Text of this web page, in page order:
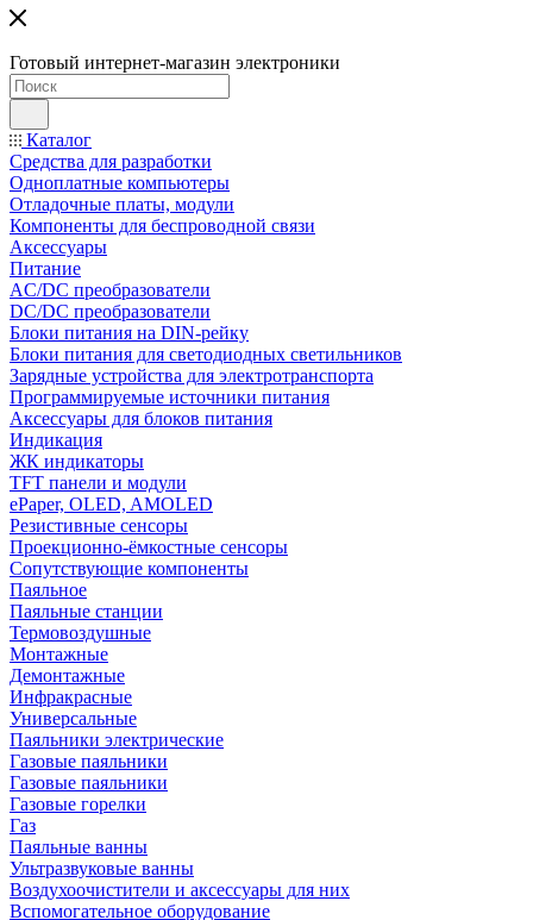
Готовый интернет-магазин электроники
Каталог
Средства для разработки
Одноплатные компьютеры
Отладочные платы, модули
Компоненты для беспроводной связи
Аксессуары
Питание
AC/DC преобразователи
DC/DC преобразователи
Блоки питания на DIN-рейку
Блоки питания для светодиодных светильников
Зарядные устройства для электротранспорта
Программируемые источники питания
Аксессуары для блоков питания
Индикация
ЖК индикаторы
TFT панели и модули
ePaper, OLED, AMOLED
Резистивные сенсоры
Проекционно-ёмкостные сенсоры
Сопутствующие компоненты
Паяльное
Паяльные станции
Термовоздушные
Монтажные
Демонтажные
Инфракрасные
Универсальные
Паяльники электрические
Газовые паяльники
Газовые паяльники
Газовые горелки
Газ
Паяльные ванны
Ультразвуковые ванны
Воздухоочистители и аксессуары для них
Вспомогательное оборудование